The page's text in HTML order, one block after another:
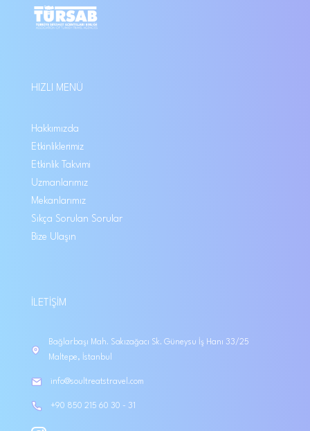
HIZLI MENÜ
Hakkımızda
Etkinliklerimiz
Etkinlik Takvimi
Uzmanlarımız
Mekanlarımız
Sıkça Sorulan Sorular
Bize Ulaşın
İLETIŞIM
Bağlarbaşı Mah. Sakızağacı Sk. Güneysu İş Hanı 33/25
Maltepe, İstanbul
info@soultreatstravel.com
+90 850 215 60 30 - 31